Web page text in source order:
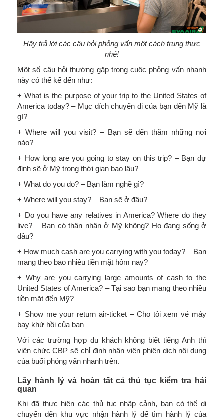
Hãy trả lời các câu hỏi phỏng vấn một cách trung thực
nhé!
Một số câu hỏi thường gặp trong cuộc phỏng vấn nhanh
này có thể kể đến như:
+ What is the purpose of your trip to the United States of
America today? – Mục đích chuyến đi của bạn đến Mỹ là
gì?
+ Where will you visit? – Bạn sẽ đến thăm những nơi
nào?
+ How long are you going to stay on this trip? – Bạn dự
định sẽ ở Mỹ trong thời gian bao lâu?
+ What do you do? – Bạn làm nghề gì?
+ Where will you stay? – Bạn sẽ ở đâu?
+ Do you have any relatives in America? Where do they
live? – Bạn có thân nhân ở Mỹ không? Họ đang sống ở
đâu?
+ How much cash are you carrying with you today? – Bạn
mang theo bao nhiêu tiền mặt hôm nay?
+ Why are you carrying large amounts of cash to the
United States of America? – Tại sao bạn mang theo nhiều
tiền mặt đến Mỹ?
+ Show me your return air-ticket – Cho tôi xem vé máy
bay khứ hồi của bạn
Với các trường hợp du khách không biết tiếng Anh thì
viên chức CBP sẽ chỉ định nhân viên phiên dịch nội dung
của buổi phỏng vấn nhanh trên.
Lấy hành lý và hoàn tất cả thủ tục kiểm tra hải
quan
Khi đã thực hiện các thủ tục nhập cảnh, bạn có thể di
chuyển đến khu vực nhận hành lý để tìm hành lý của